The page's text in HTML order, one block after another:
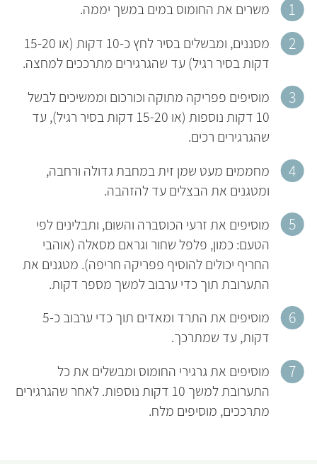
משרים את החומוס במים במשך יממה.
מסננים, ומבשלים בסיר לחץ כ-10 דקות (או 15-20
דקות בסיר רגיל) עד שהגרגירים מתרככים למחצה.
מוסיפים פפריקה מתוקה וכורכום וממשיכים לבשל
10 דקות נוספות (או 15-20 דקות בסיר רגיל), עד
שהגרגירים רכים.
מחממים מעט שמן זית במחבת גדולה ורחבה,
ומטגנים את הבצלים עד להזהבה.
מוסיפים את זרעי הכוסברה והשום, ותבלינים לפי
הטעם: כמון, פלפל שחור וגראם מסאלה (אוהבי
החריף יכולים להוסיף פפריקה חריפה). מטגנים את
התערובת תוך כדי ערבוב למשך מספר דקות.
מוסיפים את התרד ומאדים תוך כדי ערבוב כ-5
דקות, עד שמתרכך.
מוסיפים את גרגירי החומוס ומבשלים את כל
התערובת למשך 10 דקות נוספות. לאחר שהגרגירים
מתרככים, מוסיפים מלח.